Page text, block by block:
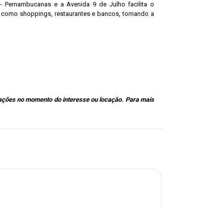
e a Avenida 9 de Julho facilita o
shoppings, restaurantes e bancos, tornando a
no momento do interesse ou locação. Para mais